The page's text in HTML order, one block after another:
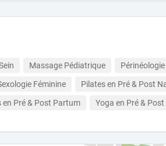
Massage Pédiatrique
Féminine
Pilates en Pré & Post
en Pré & Post Partum
Yoga en Pré & Post